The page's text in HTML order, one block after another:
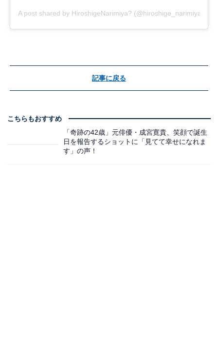
A post shared by HiroshigeNarimiya? (@hiroshige_narimiya)
記事に戻る
こちらもおすすめ
「奇跡の42歳」元俳優・成宮寛貴、笑顔で誕生
日を報告するショットに「見てて幸せになれま
す」の声！